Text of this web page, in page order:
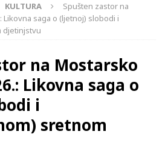
KULTURA
Spušten zastor na
Likovna saga o (ljetnoj) slobodi i
djetinjstvu
na Mostarsko
Likovna saga o
i
sretnom